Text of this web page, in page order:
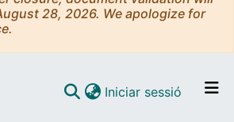
28, 2026. We apologize for
Iniciar sessió (current)